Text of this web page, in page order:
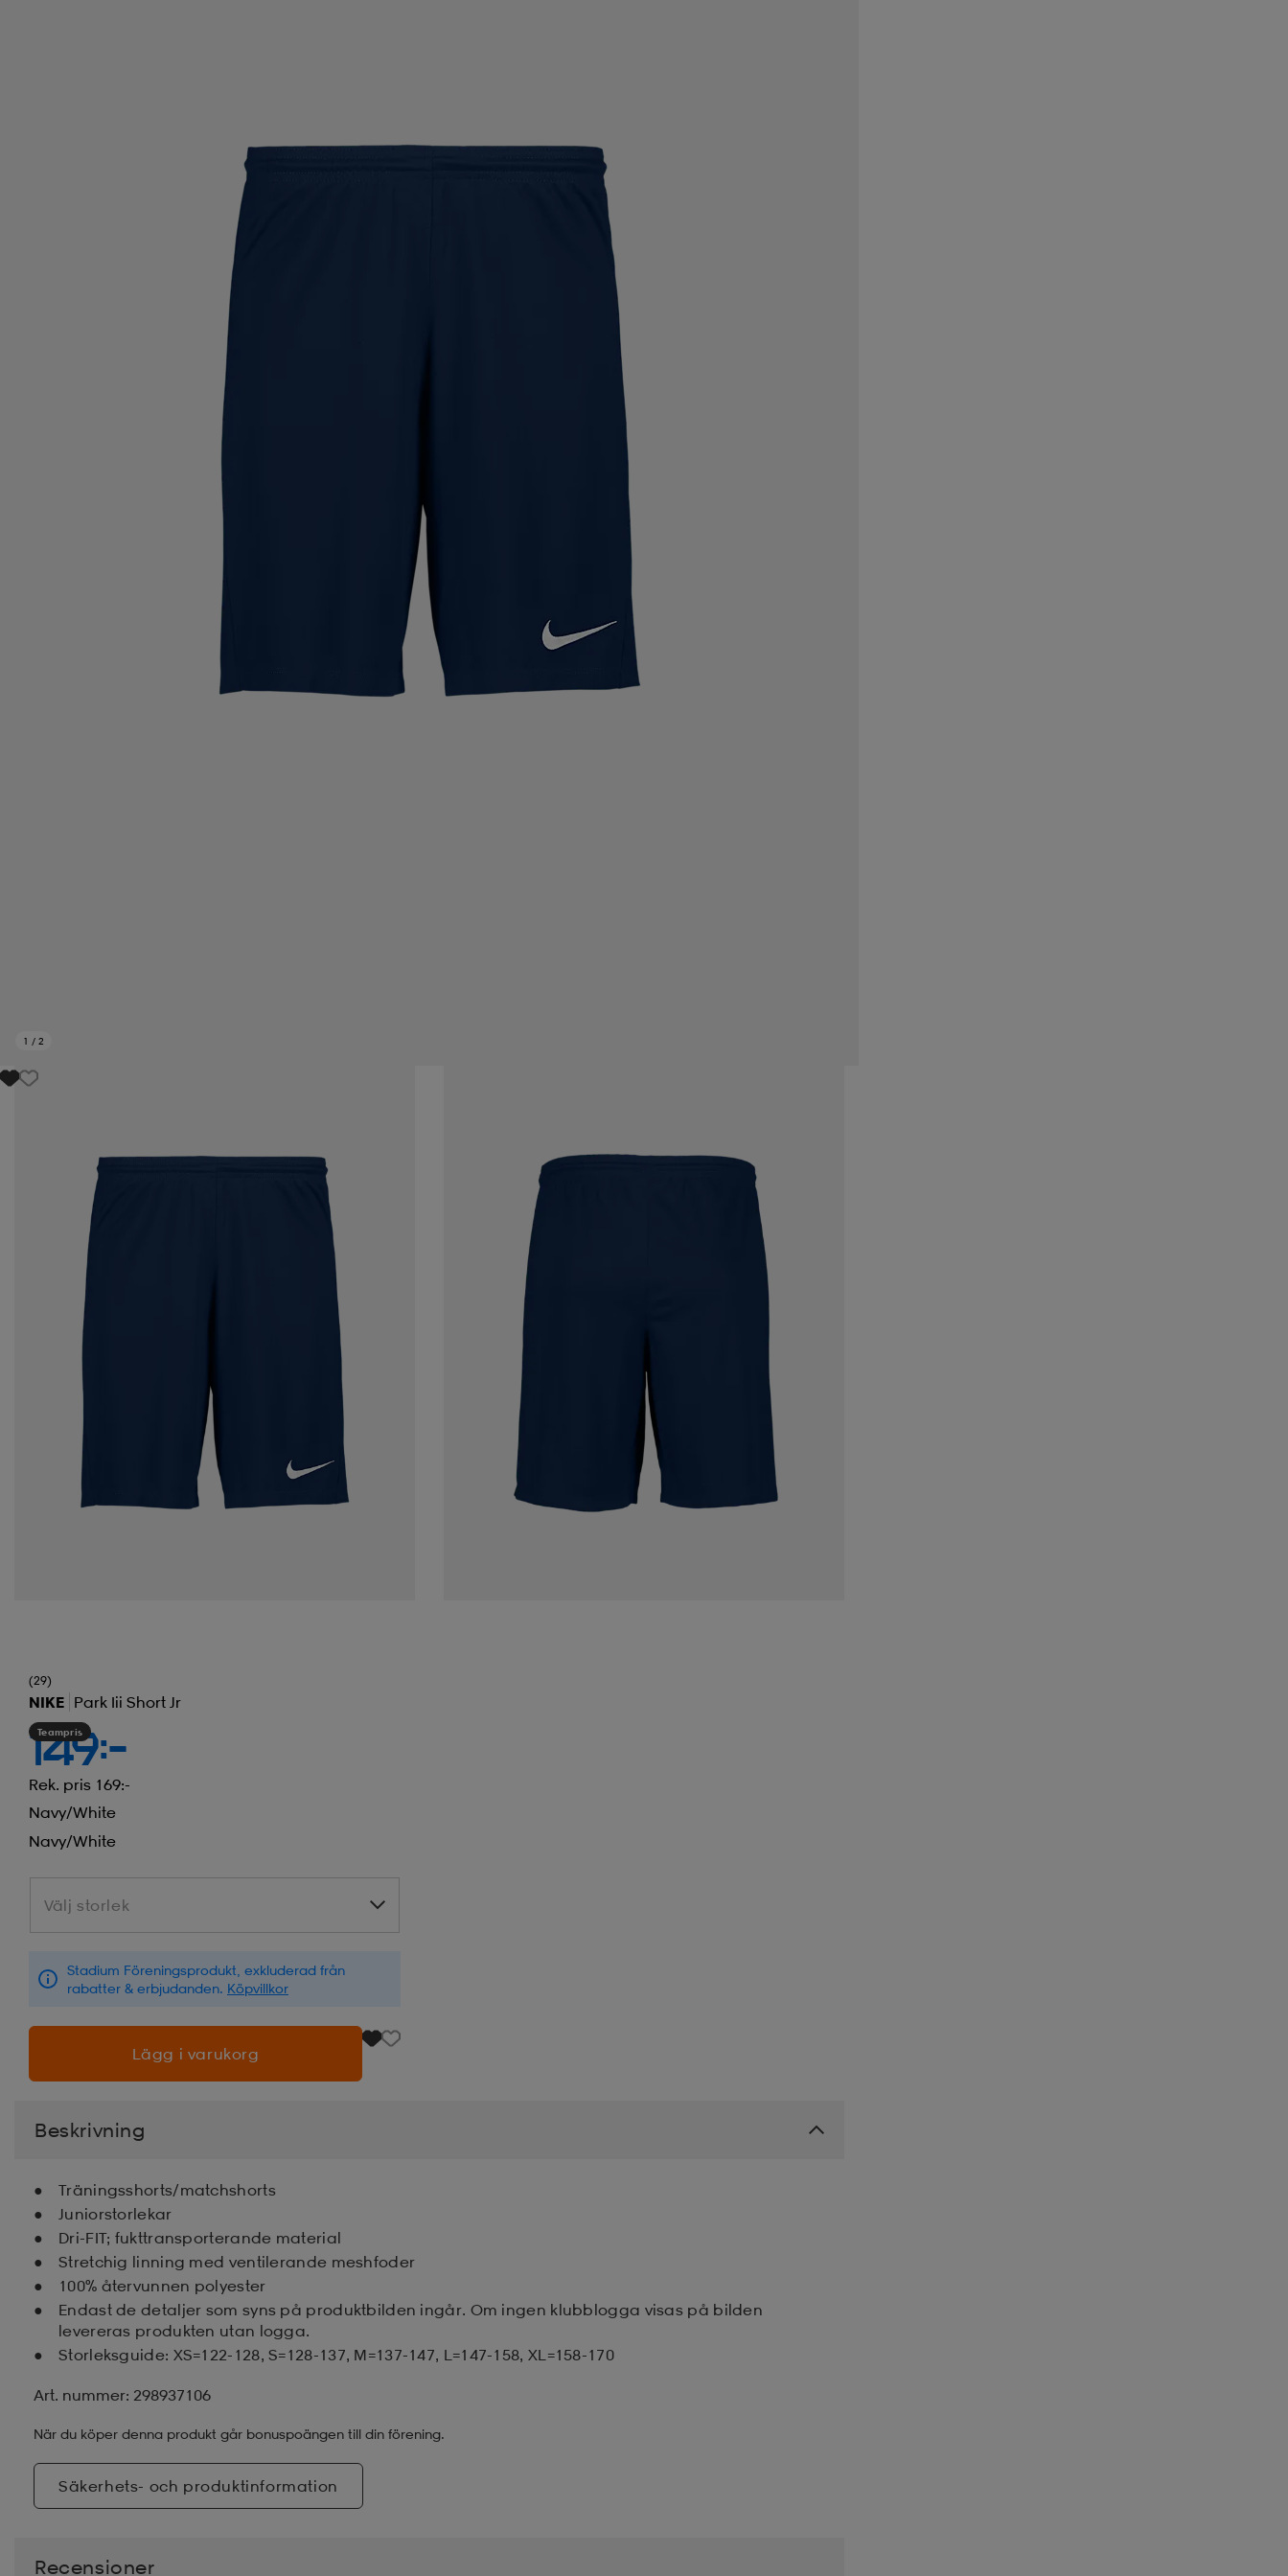
1 / 2
(29)
NIKE Park Iii Short Jr
Teampris
149:-
Rek. pris 169:-
Navy/white
Navy/white
Välj storlek
Välj storlek
Stadium Föreningsprodukt, exkluderad från
rabatter & erbjudanden. Köpvillkor
Lägg i varukorg
Beskrivning
Träningsshorts/matchshorts
Juniorstorlekar
Dri-FIT; fukttransporterande material
Stretchig linning med ventilerande meshfoder
100% återvunnen polyester
Endast de detaljer som syns på produktbilden ingår. Om ingen klubblogga visas på bilden
levereras produkten utan logga.
Storleksguide: XS=122-128, S=128-137, M=137-147, L=147-158, XL=158-170
Art. nummer: 298937106
När du köper denna produkt går bonuspoängen till din förening.
Säkerhets- och produktinformation
Recensioner